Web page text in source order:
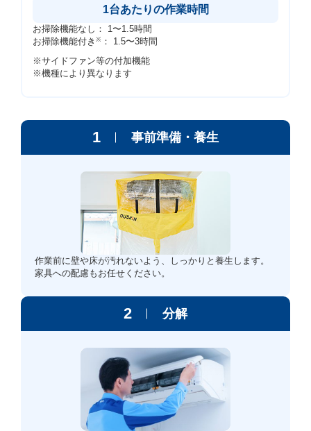
1台あたりの作業時間
お掃除機能なし： 1〜1.5時間
お掃除機能付き ※ ： 1.5〜3時間
※サイドファン等の付加機能
※機種により異なります
1 事前準備・養生
作業前に壁や床が汚れないよう、しっかりと養生します。
家具への配慮もお任せください。
2 分解